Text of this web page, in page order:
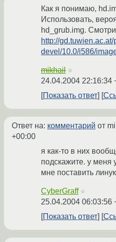
Как я понимаю,
Использовать,
hd_grub.img. Смотри
http://
devel/10.0/i586/
mikhail ☆
24.04.2004 22:16:34
Показать ответ
Ответ на: комментарий от
+00:00
я как-то в них
подскажите. у меня
мне поставить
CyberGraff ☆
25.04.2004 06:03:56
Показать ответ